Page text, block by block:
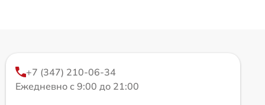
+7 (347) 210-06-34
Ежедневно с 9:00 до 21:00